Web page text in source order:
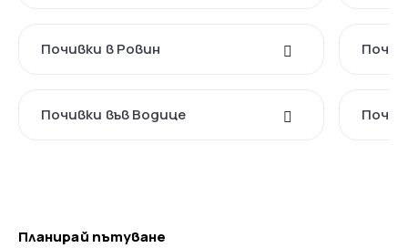
Почивки в Ровин
Почивки във Водице
Планирай пътуване